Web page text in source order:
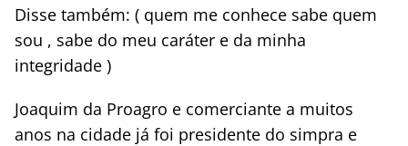
Disse também: ( quem me conhece sabe quem
sou , sabe do meu caráter e da minha
integridade )
Joaquim da Proagro e comerciante a muitos
anos na cidade já foi presidente do simpra e